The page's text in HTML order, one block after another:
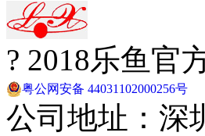
? 2018乐鱼官
粤公网安备 44031102000256号
公司地址：深